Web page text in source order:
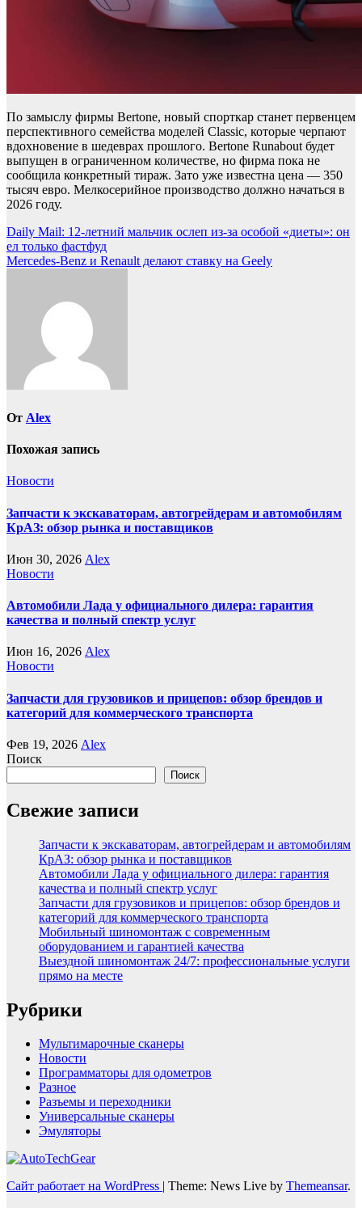
По замыслу фирмы Bertone, новый спорткар станет первенцем
перспективного семейства моделей Classic, которые черпают
вдохновение в шедеврах прошлого. Bertone Runabout будет
выпущен в ограниченном количестве, но фирма пока не
сообщила конкретный тираж. Зато уже известна цена — 350
тысяч евро. Мелкосерийное производство должно начаться в
2026 году.
Навигация
по
Daily Mail: 12-летний мальчик ослеп из-за особой «диеты»: он
ел только фастфуд
Mercedes-Benz и Renault делают ставку на Geely
От Alex
Похожая запись
Новости
Запчасти к экскаваторам, автогрейдерам и автомобилям
КрАЗ: обзор рынка и поставщиков
Июн 30, 2026 Alex
Новости
Автомобили Лада у официального дилера: гарантия
качества и полный спектр услуг
Июн 16, 2026 Alex
Новости
Запчасти для грузовиков и прицепов: обзор брендов и
категорий для коммерческого транспорта
Фев 19, 2026 Alex
Поиск
Поиск
Свежие записи
Запчасти к экскаваторам, автогрейдерам и автомобилям
КрАЗ: обзор рынка и поставщиков
Автомобили Лада у официального дилера: гарантия
качества и полный спектр услуг
Запчасти для грузовиков и прицепов: обзор брендов и
категорий для коммерческого транспорта
Мобильный шиномонтаж с современным
оборудованием и гарантией качества
Выездной шиномонтаж 24/7: профессиональные услуги
прямо на месте
Рубрики
Мультимарочные сканеры
Новости
Программаторы для одометров
Разное
Разъемы и переходники
Универсальные сканеры
Эмуляторы
Сайт работает на WordPress Theme: News Live by Themeansar.